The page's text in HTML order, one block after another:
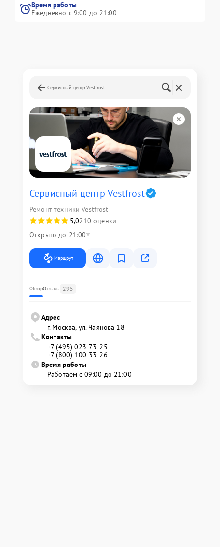
Время работы
Ежедневно с 9:00 до 21:00
Сервисный центр Vestfrost
Сервисный центр Vestfrost
Ремонт техники Vestfrost
5,0210 оценки
Открыто до 21:00
Маршрут
ОбзорОтзывы 295
Адрес
г. Москва, ул. Чаянова 18
Контакты
+7 (495) 023-73-25
+7 (800) 100-33-26
Время работы
Работаем с 09:00 до 21:00